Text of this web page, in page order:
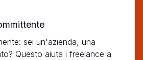
sei un'azienda, una
Questo aiuta i freelance a